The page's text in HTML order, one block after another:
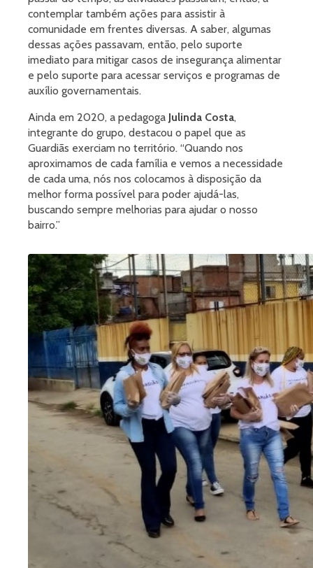
contemplar também ações para assistir à
comunidade em frentes diversas. A saber, algumas
dessas ações passavam, então, pelo suporte
imediato para mitigar casos de insegurança alimentar
e pelo suporte para acessar serviços e programas de
auxílio governamentais.
Ainda em 2020, a pedagoga Julinda Costa,
integrante do grupo, destacou o papel que as
Guardiãs exerciam no território. “Quando nos
aproximamos de cada família e vemos a necessidade
de cada uma, nós nos colocamos à disposição da
melhor forma possível para poder ajudá-las,
buscando sempre melhorias para ajudar o nosso
bairro.”